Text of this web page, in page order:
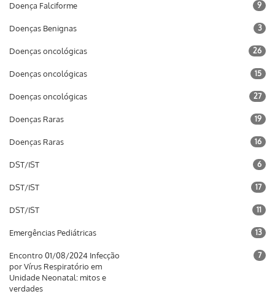
Doença Falciforme 9
Doenças Benignas 3
Doenças oncológicas 26
Doenças oncológicas 15
Doenças oncológicas 27
Doenças Raras 19
Doenças Raras 16
DST/IST 6
DST/IST 17
DST/IST 11
Emergências Pediátricas 13
Encontro 01/08/2024 Infecção
por Vírus Respiratório em
Unidade Neonatal: mitos e
verdades
7